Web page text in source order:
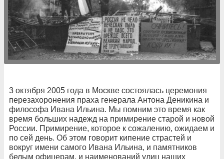
3 октября 2005 года в Москве состоялась церемония
перезахоронения праха генерала Антона Деникина и
философа Ивана Ильина. Мы помним это время как
время больших надежд на примирение старой и новой
России. Примирение, которое к сожалению, ожидаем и
по сей день. Об этом говорит кипение страстей и
вокруг имени самого Ивана Ильина, и памятников
белым офицерам, и наименований улиц наших